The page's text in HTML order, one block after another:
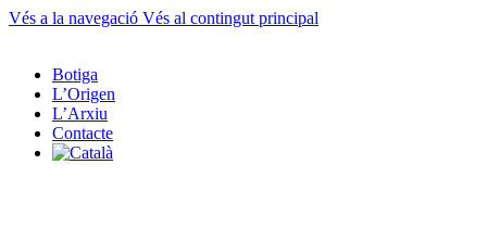
Vés a la navegació Vés al contingut principal
Botiga
L’Origen
L’Arxiu
Contacte